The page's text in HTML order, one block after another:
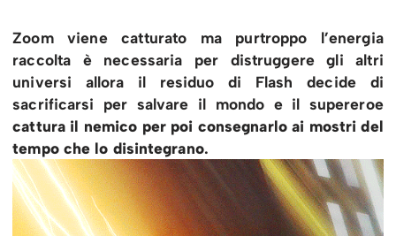
Zoom viene catturato ma purtroppo l’energia
raccolta è necessaria per distruggere gli altri
universi allora il residuo di Flash decide di
sacrificarsi per salvare il mondo e il supereroe
cattura il nemico per poi consegnarlo ai mostri del
tempo che lo disintegrano.